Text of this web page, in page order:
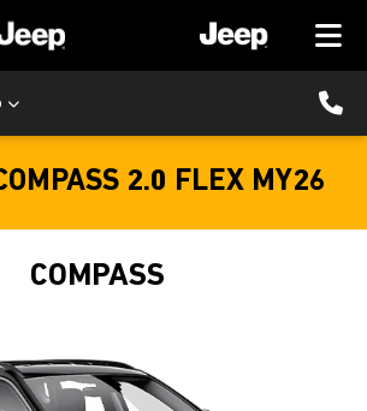
2.0 FLEX MY26
COMPASS